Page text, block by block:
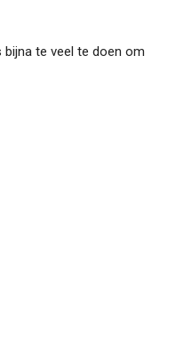
bijna te veel te doen om